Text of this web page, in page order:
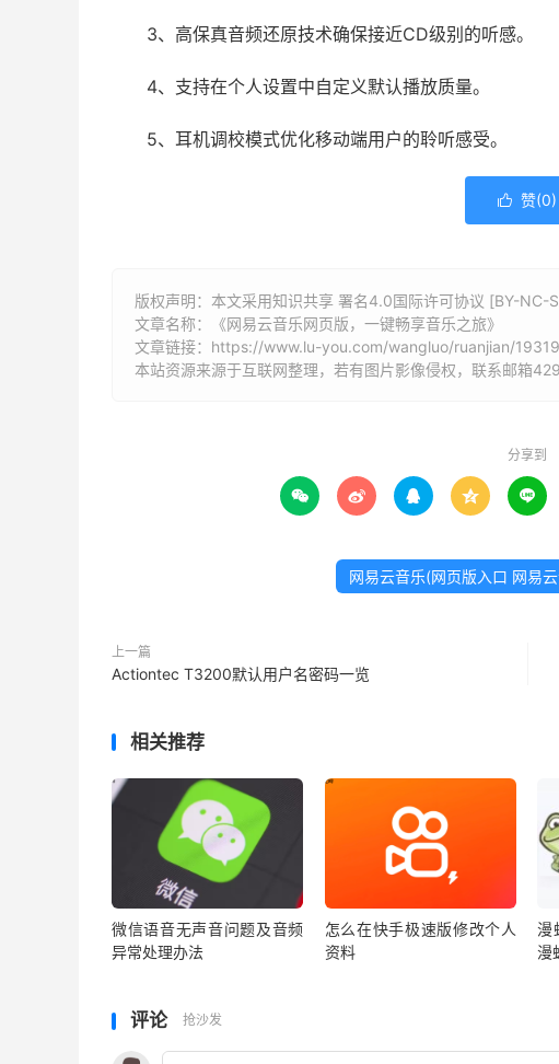
3、高保真音频还原技术确保接近CD级别的听感。
4、支持在个人设置中自定义默认播放质量。
5、耳机调校模式优化移动端用户的聆听感受。
 赞(0)
版权声明：本文采用知识共享 署名4.0国际许可协议 [BY-NC-
文章名称：《网易云音乐网页版，一键畅享音乐之旅》
文章链接： https://www.lu-you.com/wangluo/ruanjian/
本站资源来源于互联网整理，若有图片影像侵权，联系邮箱
分享到
    
网易云音乐(网页版入口 网易
上一篇
Actiontec T3200默认用户名密码一览
相关推荐
微信语音无声音问题及音频
异常处理办法
怎么在快手极速版修改个人
资料
漫
漫
评论 抢沙发